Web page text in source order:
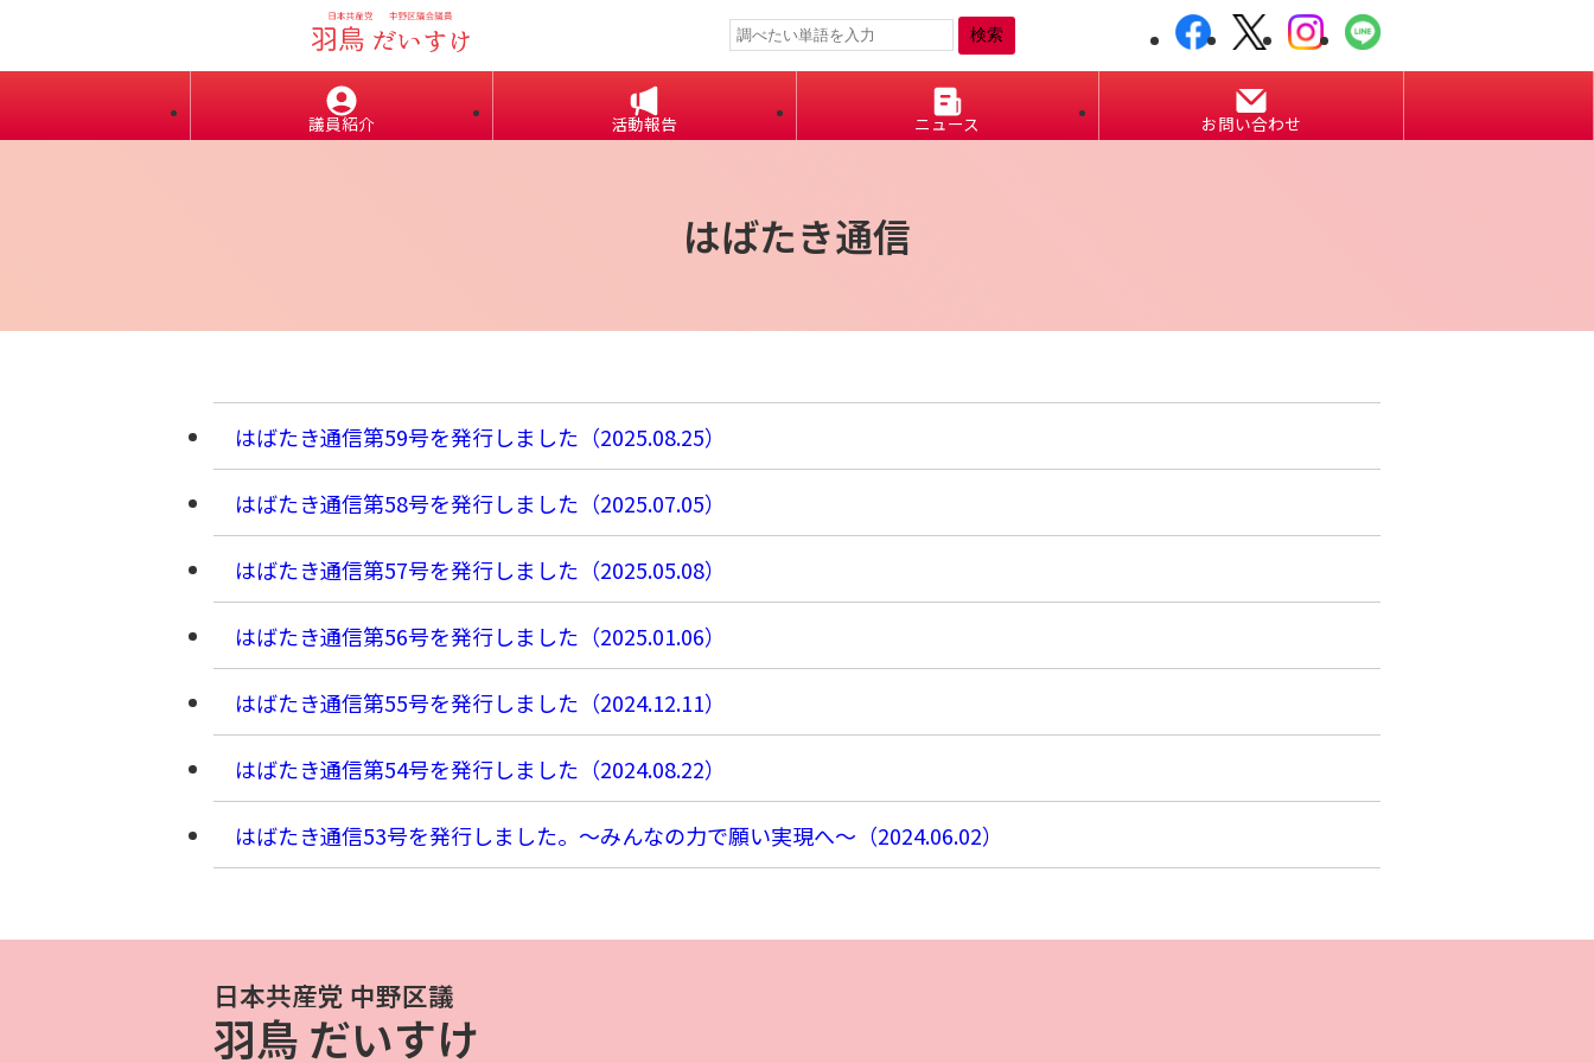
議員紹介 活動報告 ニュース お問い合わせ
はばたき通信
はばたき通信第59号を発行しました（2025.08.25）
はばたき通信第58号を発行しました（2025.07.05）
はばたき通信第57号を発行しました（2025.05.08）
はばたき通信第56号を発行しました（2025.01.06）
はばたき通信第55号を発行しました（2024.12.11）
はばたき通信第54号を発行しました（2024.08.22）
はばたき通信53号を発行しました。～みんなの力で願い実現へ～（2024.06.02）
日本共産党 中野区議
羽鳥 だいすけ